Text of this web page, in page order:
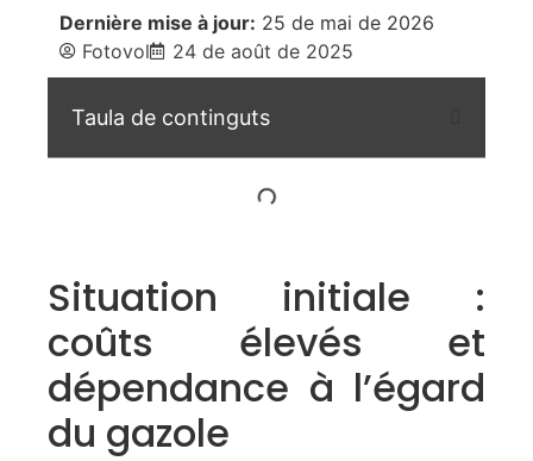
Dernière mise à jour: 25 de mai de 2026
Fotovol
24 de août de 2025
Taula de continguts
Situation initiale :
coûts élevés et
dépendance à l’égard
du gazole